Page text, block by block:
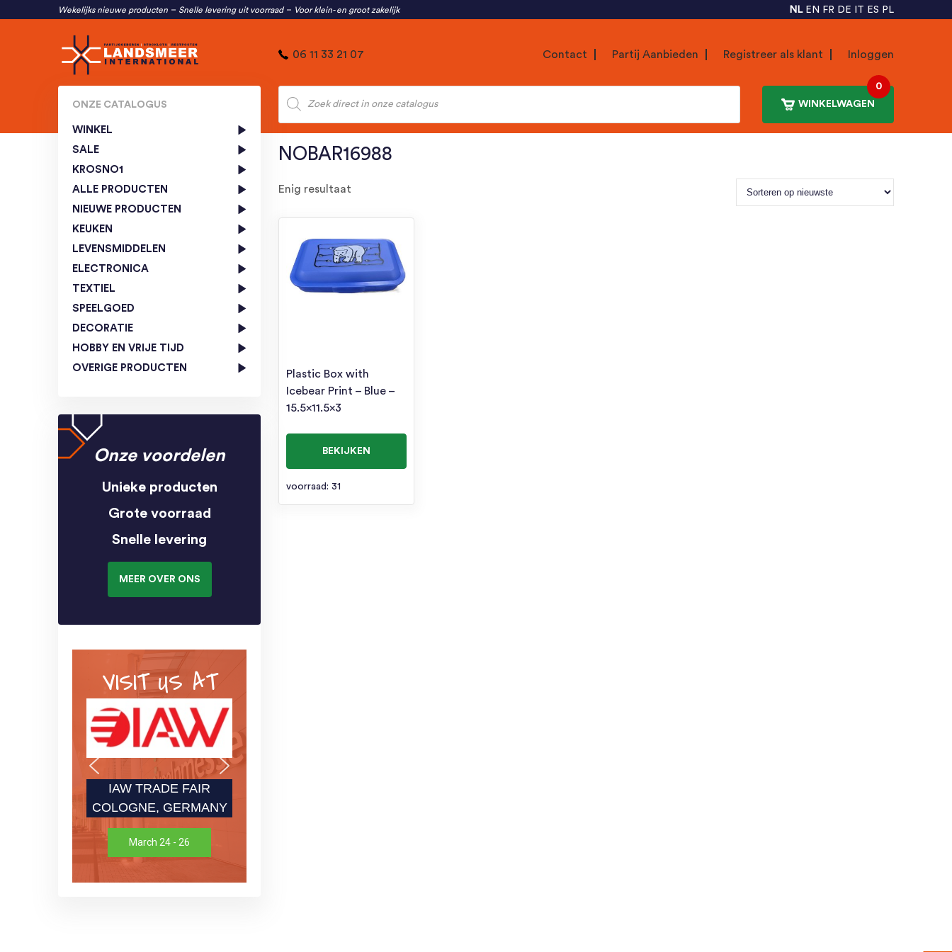
Wekelijks nieuwe producten Snelle levering uit voorraad Voor klein- en groot zakelijk NL EN FR DE IT ES PL
06 11 33 21 07 Contact Partij Aanbieden Registreer als klant Inloggen
Producten
zoeken
WINKELWAGEN
0
ONZE CATALOGUS
WINKEL
SALE
KROSNO1
ALLE PRODUCTEN
NIEUWE PRODUCTEN
KEUKEN
LEVENSMIDDELEN
ELECTRONICA
TEXTIEL
SPEELGOED
DECORATIE
HOBBY EN VRIJE TIJD
OVERIGE PRODUCTEN
Onze voordelen
Unieke producten
Grote voorraad
Snelle levering
MEER OVER ONS
VISIT US AT
IAW TRADE FAIR
COLOGNE, GERMANY
March 24 - 26
NOBAR16988
Enig resultaat
Plastic Box with
Icebear Print – Blue –
15.5×11.5×3
BEKIJKEN
voorraad: 31